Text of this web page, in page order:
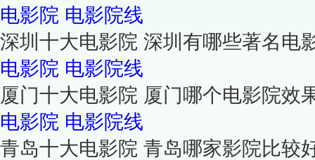
电影院 电影院线
深圳十大电影院 深圳有哪些著名电
电影院 电影院线
厦门十大电影院 厦门哪个电影院效
电影院 电影院线
青岛十大电影院 青岛哪家影院比较